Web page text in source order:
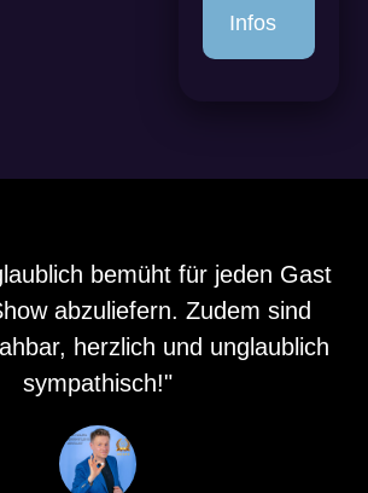
Infos
bemüht für jeden Gast
abzuliefern. Zudem sind
herzlich und unglaublich
sympathisch!"